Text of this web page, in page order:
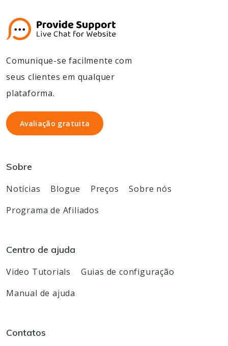
Comunique-se facilmente com
seus clientes em qualquer
plataforma.
Avaliação gratuita
Avaliação gratuita
Sobre
Notícias Blogue Preços
Sobre nós
Programa de Afiliados
Centro de ajuda
Video Tutorials
Guias de configuração
Manual de ajuda
Contatos